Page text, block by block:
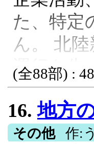
い文字数
なってま
本当に感
た、特定
ん。 北
運行を失
赤字が発
がらの「
破すべく
(全88部) :
16.地方の
その他 作: